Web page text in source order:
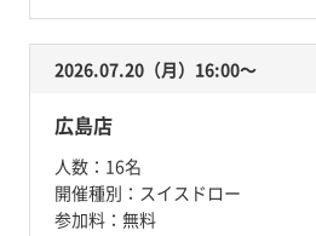
2026.07.20（月）16:00〜
広島店
人数： 16名
開催種別： スイスドロー
参加料： 無料